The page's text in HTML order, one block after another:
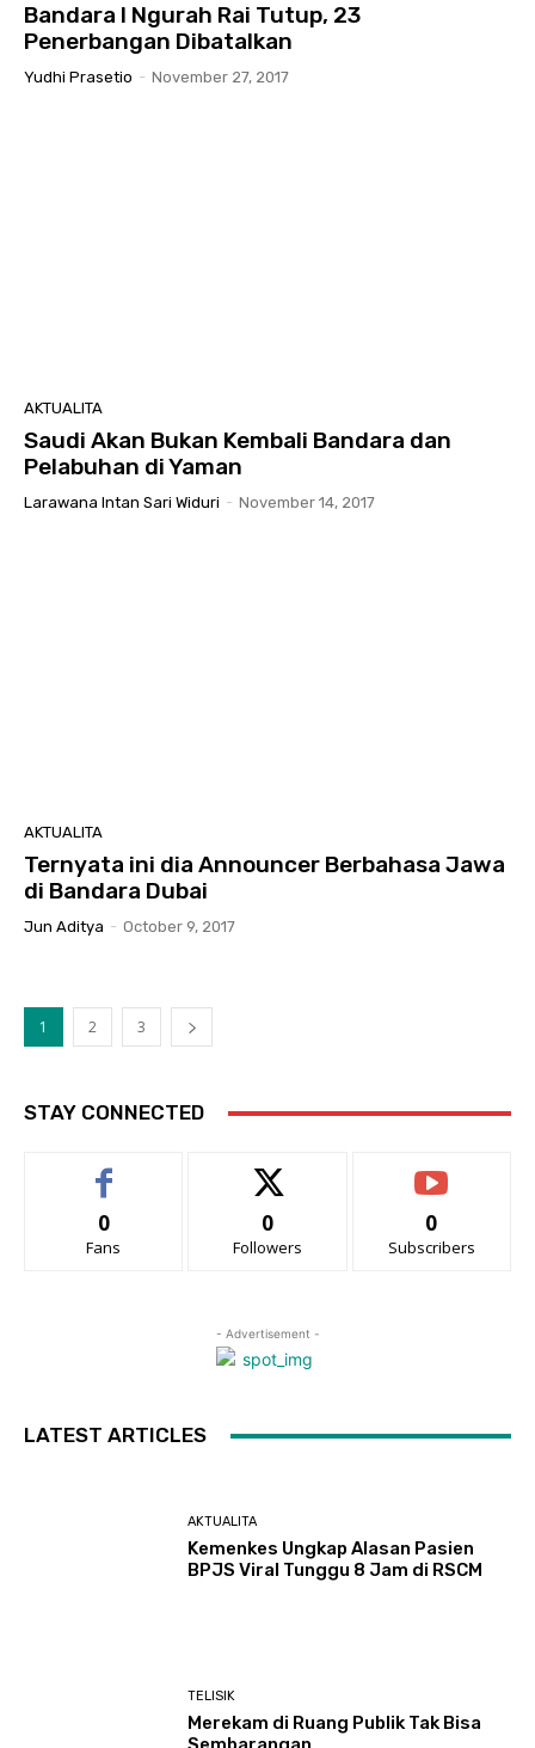
Bandara I Ngurah Rai Tutup, 23
Penerbangan Dibatalkan
Yudhi Prasetio - November 27, 2017
AKTUALITA
Saudi Akan Bukan Kembali Bandara dan
Pelabuhan di Yaman
Larawana Intan Sari Widuri - November 14, 2017
AKTUALITA
Ternyata ini dia Announcer Berbahasa Jawa
di Bandara Dubai
Jun Aditya - October 9, 2017
1 2 3
STAY CONNECTED
0
Fans
0
Followers
0
Subscribers
- Advertisement -
LATEST ARTICLES
AKTUALITA
Kemenkes Ungkap Alasan Pasien
BPJS Viral Tunggu 8 Jam di RSCM
TELISIK
Merekam di Ruang Publik Tak Bisa